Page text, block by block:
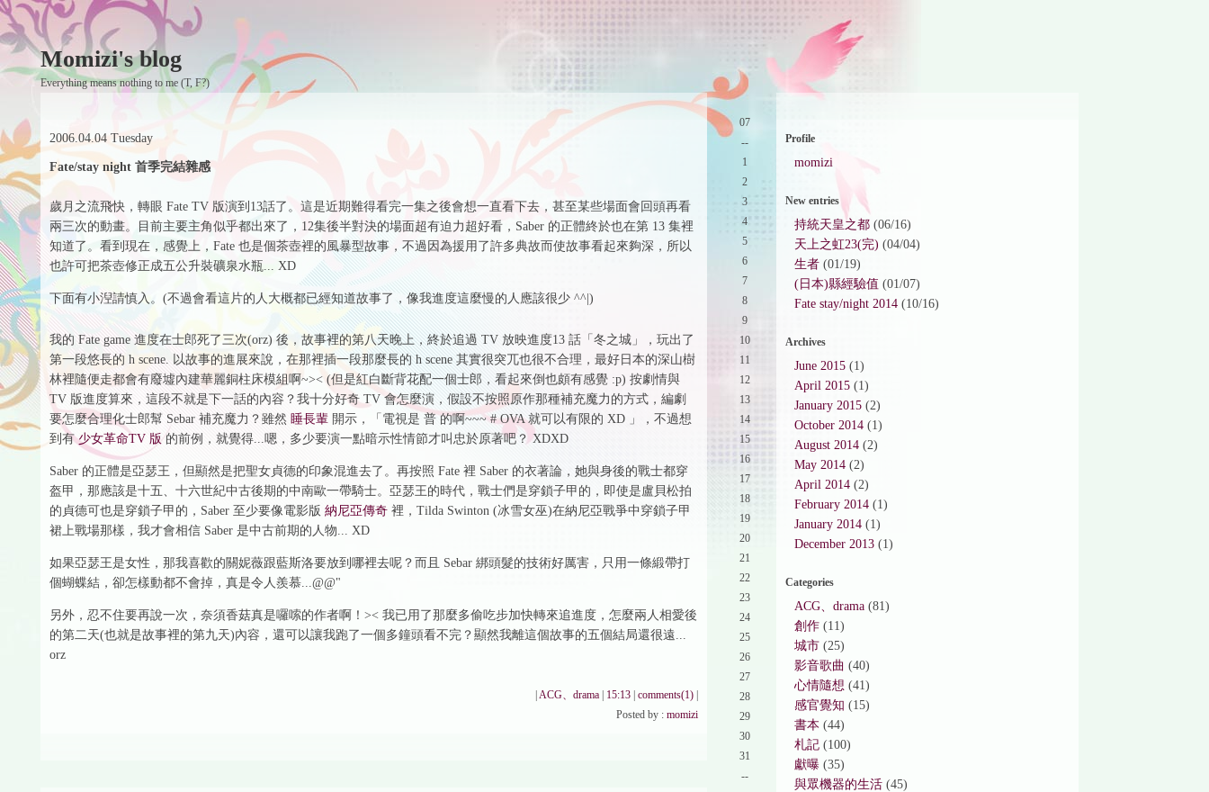
Momizi's blog
Everything means nothing to me (T, F?)
2006.04.04 Tuesday
Fate/stay night 首季完結雜感
歲月之流飛快，轉眼 Fate TV 版演到13話了。這是近期難得看完一集之後會想一直看下去，甚至某些場面會回頭再看
兩三次的動畫。目前主要主角似乎都出來了，12集後半對決的場面超有迫力超好看，Saber 的正體終於也在第 13 集裡
知道了。看到現在，感覺上，Fate 也是個茶壺裡的風暴型故事，不過因為援用了許多典故而使故事看起來夠深，所以
也許可把茶壺修正成五公升裝礦泉水瓶... XD
下面有小湼請慎入。(不過會看這片的人大概都已經知道故事了，像我進度這麼慢的人應該很少 ^^|)
我的 Fate game 進度在士郎死了三次(orz) 後，故事裡的第八天晚上，終於追過 TV 放映進度13 話「冬之城」，玩出了
第一段悠長的 h scene. 以故事的進展來說，在那裡插一段那麼長的 h scene 其實很突兀也很不合理，最好日本的深山樹
林裡隨便走都會有廢墟內建華麗銅柱床模組啊~>< (但是紅白斷背花配一個士郎，看起來倒也頗有感覺 :p) 按劇情與
TV 版進度算來，這段不就是下一話的內容？我十分好奇 TV 會怎麼演，假設不按照原作那種補充魔力的方式，編劇
要怎麼合理化士郎幫 Sebar 補充魔力？雖然 睡長輩 開示，「電視是 普 的啊~~~ # OVA 就可以有限的 XD 」，不過想
到有少女革命TV 版 的前例，就覺得...嗯，多少要演一點暗示性情節才叫忠於原著吧？ XDXD
Saber 的正體是亞瑟王，但顯然是把聖女貞德的印象混進去了。再按照 Fate 裡 Saber 的衣著論，她與身後的戰士都穿
盔甲，那應該是十五、十六世紀中古後期的中南歐一帶騎士。亞瑟王的時代，戰士們是穿鎖子甲的，即使是盧貝松拍
的貞德可也是穿鎖子甲的，Saber 至少要像電影版 納尼亞傳奇 裡，Tilda Swinton (冰雪女巫)在納尼亞戰爭中穿鎖子甲
裙上戰場那樣，我才會相信 Saber 是中古前期的人物... XD
如果亞瑟王是女性，那我喜歡的關妮薇跟藍斯洛要放到哪裡去呢？而且 Sebar 綁頭髮的技術好厲害，只用一條緞帶打
個蝴蝶結，卻怎樣動都不會掉，真是令人羨慕...@@"
另外，忍不住要再說一次，奈須香菇真是囉嗦的作者啊！>< 我已用了那麼多偷吃步加快轉來追進度，怎麼兩人相愛後
的第二天(也就是故事裡的第九天)內容，還可以讓我跑了一個多鐘頭看不完？顯然我離這個故事的五個結局還很遠...
orz
ACG、drama| 15:13| comments(1)|
Posted by : momizi
07
--
1
2
3
4
5
6
7
8
9
10
11
12
13
14
15
16
17
18
19
20
21
22
23
24
25
26
27
28
29
30
31
--
Profile
momizi
New entries
持統天皇之都 (06/16)
天上之虹23(完) (04/04)
生者 (01/19)
(日本)縣經驗值 (01/07)
Fate stay/night 2014 (10/16)
Archives
June 2015 (1)
April 2015 (1)
January 2015 (2)
October 2014 (1)
August 2014 (2)
May 2014 (2)
April 2014 (2)
February 2014 (1)
January 2014 (1)
December 2013 (1)
Categories
ACG、drama (81)
創作 (11)
城市 (25)
影音歌曲 (40)
心情隨想 (41)
感官覺知 (15)
書本 (44)
札記 (100)
獻曝 (35)
與眾機器的生活 (45)